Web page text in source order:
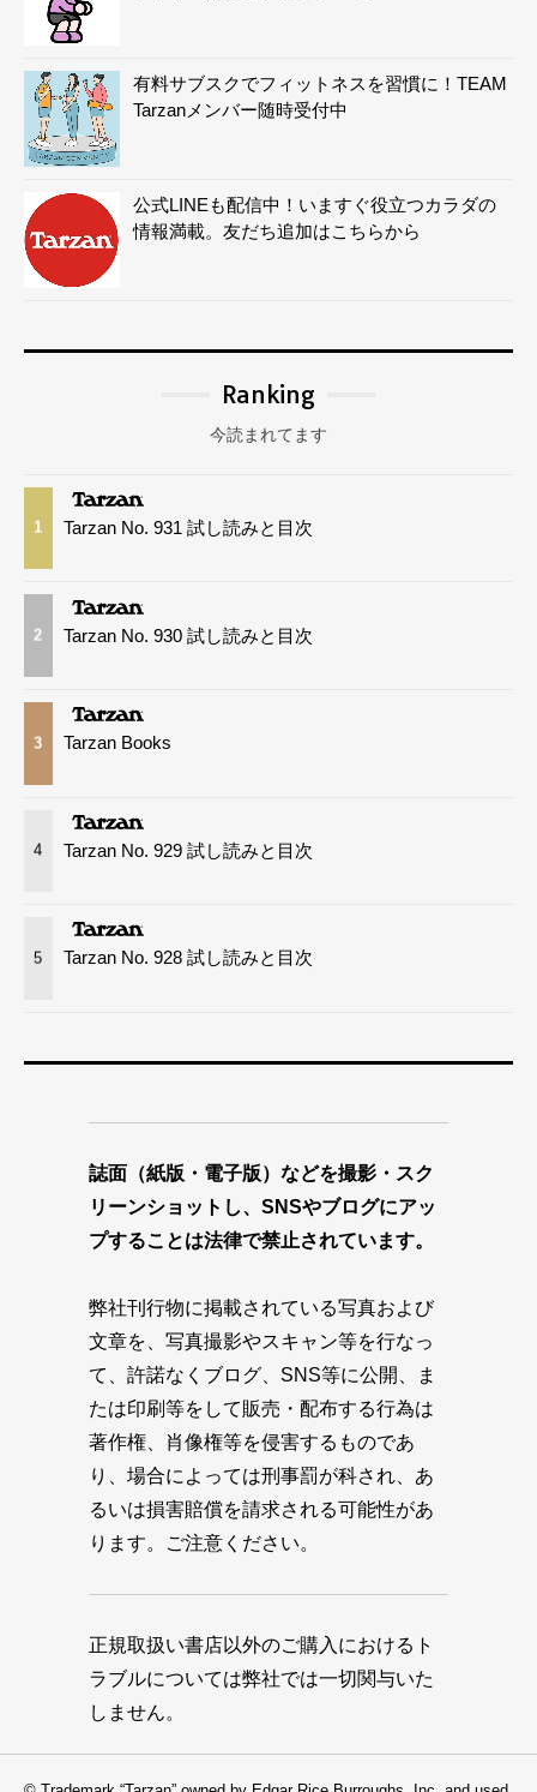
有料サブスクでフィットネスを習慣に！TEAM
Tarzanメンバー随時受付中
公式LINEも配信中！いますぐ役立つカラダの
情報満載。友だち追加はこちらから
Ranking
今読まれてます
1 Tarzan No. 931 試し読みと目次
2 Tarzan No. 930 試し読みと目次
3 Tarzan Books
4 Tarzan No. 929 試し読みと目次
5 Tarzan No. 928 試し読みと目次
誌面（紙版・電子版）などを撮影・スク
リーンショットし、SNSやブログにアッ
プすることは法律で禁止されています。
弊社刊行物に掲載されている写真および
文章を、写真撮影やスキャン等を行なっ
て、許諾なくブログ、SNS等に公開、ま
たは印刷等をして販売・配布する行為は
著作権、肖像権等を侵害するものであ
り、場合によっては刑事罰が科され、あ
るいは損害賠償を請求される可能性があ
ります。ご注意ください。
正規取扱い書店以外のご購入におけるト
ラブルについては弊社では一切関与いた
しません。